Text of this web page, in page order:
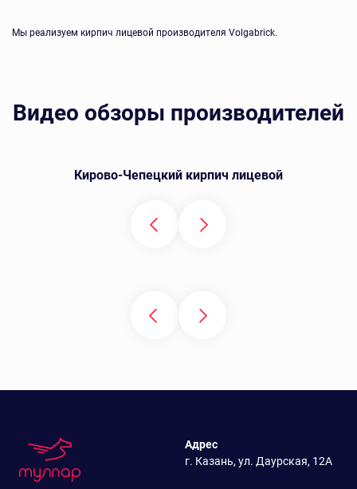
Мы реализуем кирпич лицевой производителя Volgabrick.
Видео обзоры производителей
Кирово-Чепецкий кирпич лицевой
Адрес
г. Казань, ул. Даурская, 12А